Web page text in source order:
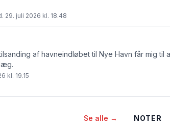
29. juli 2026 kl. 18.48
af havneindløbet til Nye Havn får mig til
kl. 19.15
Se alle → NOTER